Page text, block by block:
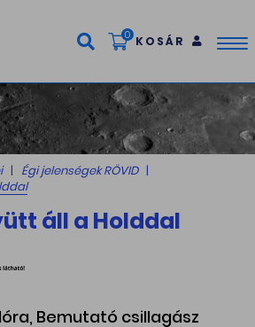
0 KOSÁR
Égi jelenségek RÖVID
áll a Holddal
Bemutató csillagász